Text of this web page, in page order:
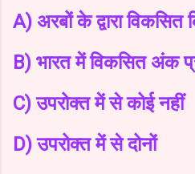
A) अरबों के द्वारा विकसित
B) भारत में विकसित अंक
C) उपरोक्त में से कोई नहीं
D) उपरोक्त में से दोनों